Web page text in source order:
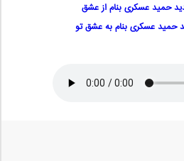
حمید عسکری بنام از عشق
حمید عسکری بنام به عشق تو